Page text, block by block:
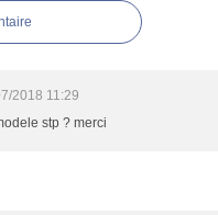
2018 11:29
stp ? merci